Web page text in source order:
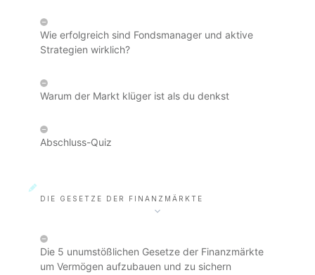
Wie erfolgreich sind Fondsmanager und aktive
Strategien wirklich?
Warum der Markt klüger ist als du denkst
Abschluss-Quiz
DIE GESETZE DER FINANZMÄRKTE
Die 5 unumstößlichen Gesetze der Finanzmärkte
um Vermögen aufzubauen und zu sichern